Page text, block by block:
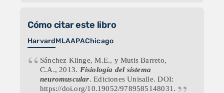
Cómo citar este libro
HarvardMLAAPAChicago
Sánchez Klinge, M.E., y Mutis Barreto,
C.A., 2013. Fisiología del sistema
neuromuscular. Ediciones Unisalle. DOI:
https://doi.org/10.19052/9789585148031.